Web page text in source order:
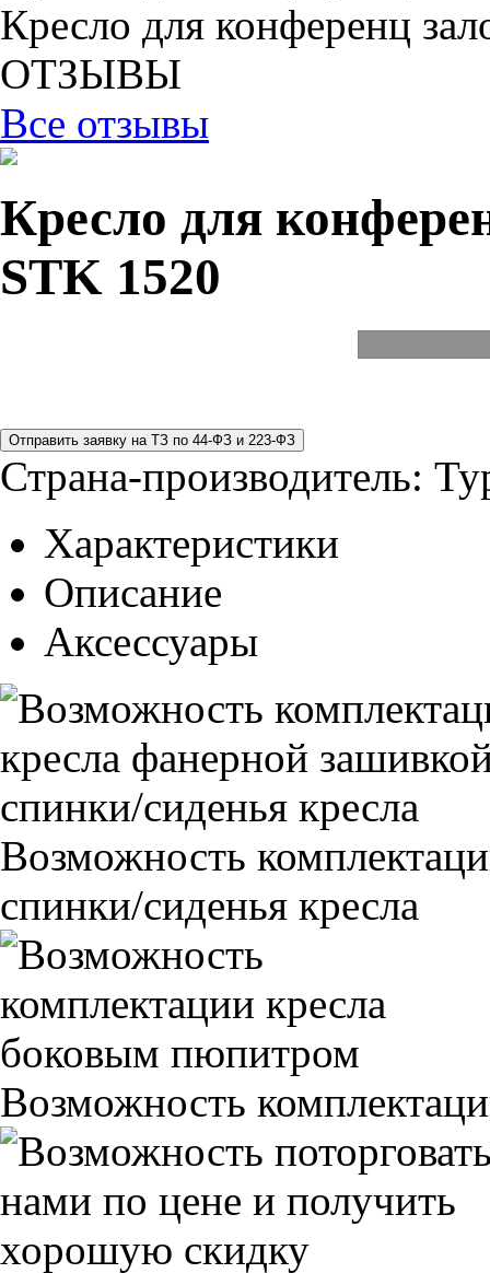
Кресло для конференц
ОТЗЫВЫ
Все отзывы
Кресло для
STK 1520
Страна-производитель:
Характеристики
Описание
Аксессуары
Возможность
спинки/сиденья кресла
Возможность